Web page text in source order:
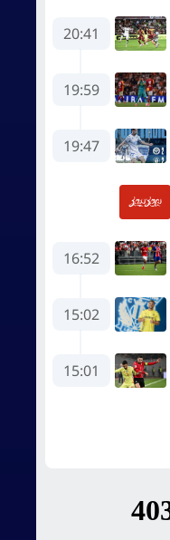
20:41
19:59
19:47
16:52
15:02
15:01